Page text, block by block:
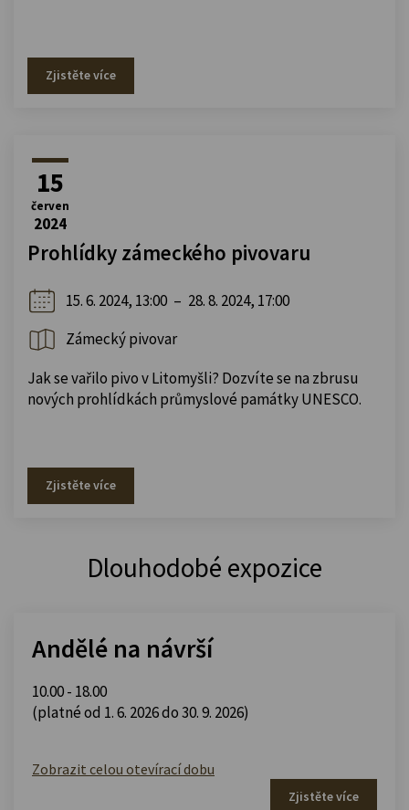
Zjistěte více
15
červen
2024
Prohlídky zámeckého pivovaru
15. 6. 2024, 13:00 – 28. 8. 2024, 17:00
Zámecký pivovar
Jak se vařilo pivo v Litomyšli? Dozvíte se na zbrusu
nových prohlídkách průmyslové památky UNESCO.
Zjistěte více
Dlouhodobé expozice
Andělé na návrší
10.00 - 18.00
(platné od 1. 6. 2026 do 30. 9. 2026)
Zobrazit celou otevírací dobu
Zjistěte více